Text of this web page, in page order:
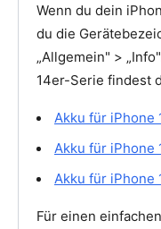
Wenn du dein
du die
„Allgemein" >
14er-Serie findest
Akku für iPhone
Akku für iPhone
Akku für iPhone
Für einen